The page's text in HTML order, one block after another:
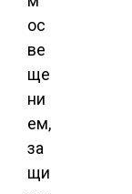
ос
ве
ще
ни
ем,
за
щи